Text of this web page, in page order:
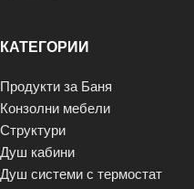
КАТЕГОРИИ
Продукти за Баня
Конзолни мебели
Структури
Душ кабини
Душ системи с термостат